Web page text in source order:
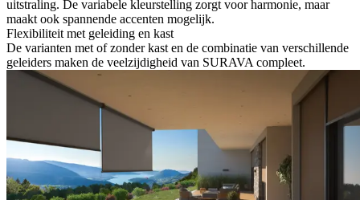
uitstraling. De variabele kleurstelling zorgt voor harmonie, maar
maakt ook spannende accenten mogelijk.
Flexibiliteit met geleiding en kast
De varianten met of zonder kast en de combinatie van verschillende
geleiders maken de veelzijdigheid van SURAVA compleet.